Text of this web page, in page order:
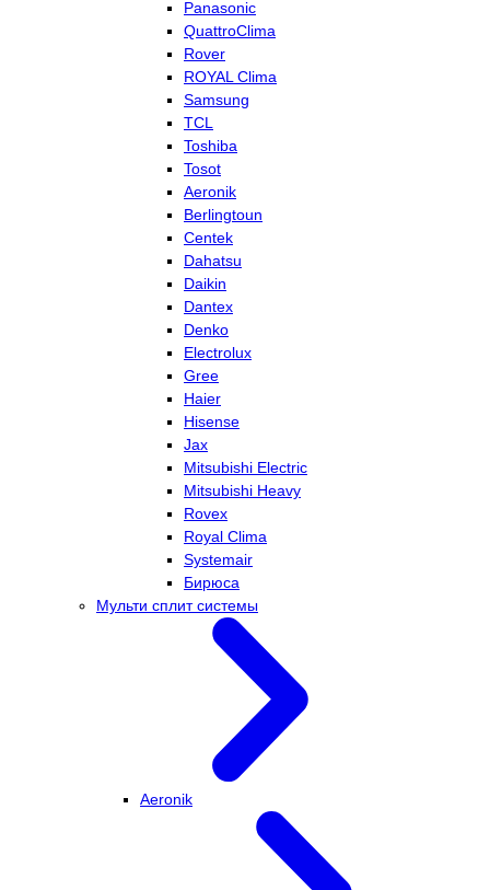
Panasonic
QuattroClima
Rover
ROYAL Clima
Samsung
TCL
Toshiba
Tosot
Aeronik
Berlingtoun
Centek
Dahatsu
Daikin
Dantex
Denko
Electrolux
Gree
Haier
Hisense
Jax
Mitsubishi Electric
Mitsubishi Heavy
Rovex
Royal Clima
Systemair
Бирюса
Мульти сплит системы
Aeronik